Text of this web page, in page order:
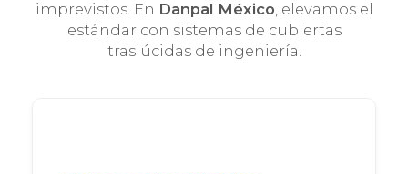
amarilleo y gastos de mantenimiento
imprevistos. EnDanpal México, elevamos el
estándar con sistemas de cubiertas